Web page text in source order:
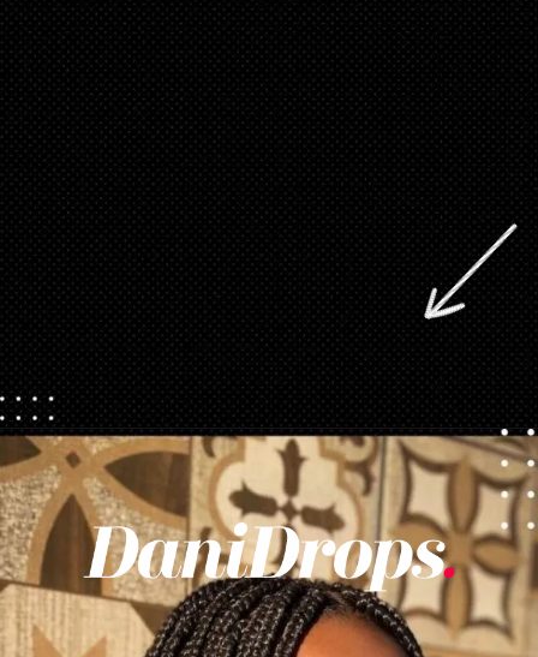
Opening https://danidrops.com.br/tendencia-de-corte-para-cabelo-crespo-feminino/